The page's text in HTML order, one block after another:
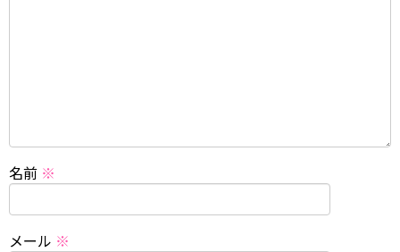
名前 ※
メール ※